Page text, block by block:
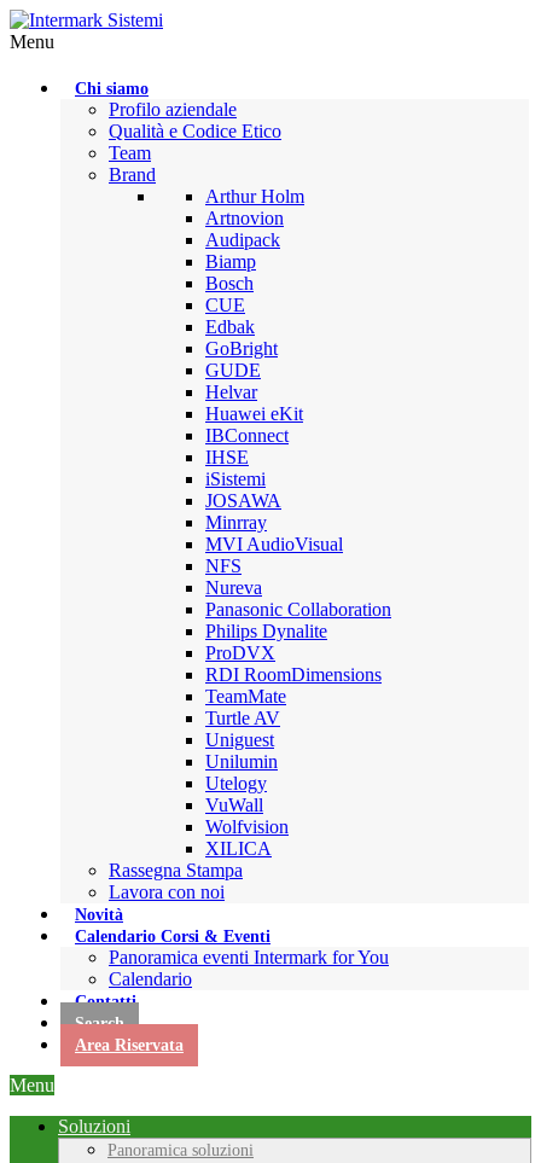
Menu
Chi siamo
Profilo aziendale
Qualità e Codice Etico
Team
Brand
Arthur Holm
Artnovion
Audipack
Biamp
Bosch
CUE
Edbak
GoBright
GUDE
Helvar
Huawei eKit
IBConnect
IHSE
iSistemi
JOSAWA
Minrray
MVI AudioVisual
NFS
Nureva
Panasonic Collaboration
Philips Dynalite
ProDVX
RDI RoomDimensions
TeamMate
Turtle AV
Uniguest
Unilumin
Utelogy
VuWall
Wolfvision
XILICA
Rassegna Stampa
Lavora con noi
Novità
Calendario Corsi & Eventi
Panoramica eventi Intermark for You
Calendario
Contatti
Search
Area Riservata
Menu
Soluzioni
Panoramica soluzioni